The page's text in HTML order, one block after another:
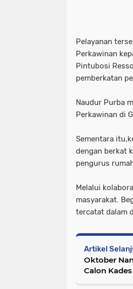
Pelayanan
Perkawinan
Pintubosi
pemberkatan
Naudur Purba
Perkawinan di
Sementara
dengan berkat
pengurus
Melalui
masyarakat.
tercatat dalam
Artikel
Oktober
Calon